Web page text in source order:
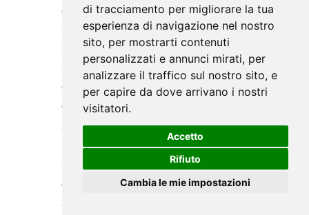
di tracciamento per migliorare la tua
esperienza di navigazione nel nostro
sito, per mostrarti contenuti
personalizzati e annunci mirati, per
analizzare il traffico sul nostro sito, e
per capire da dove arrivano i nostri
visitatori.
Accetto
Rifiuto
Cambia le mie impostazioni
automaticamente attraverso questo sito
web (anche da applicazioni di parti terze
integrate in questo sito web), tra cui: gli
indirizzi IP o i nomi a dominio dei
computer utilizzati dall’Utente che si
connette con questo sito web, gli indirizzi
in notazione URI (Uniform Resource
Identifier), l’orario della richiesta, il
metodo utilizzato nell’inoltrare la richiesta
al server, la dimensione del file ottenuto in
risposta, il codice numerico indicante lo